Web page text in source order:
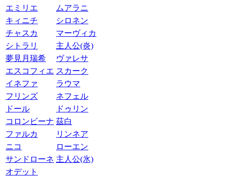
エミリエ
ムアラニ
キィニチ
シロネン
チャスカ
マーヴィカ
シトラリ
主人公(炎)
夢見月瑞希
ヴァレサ
エスコフィエ スカーク
イネファ
ラウマ
フリンズ
ネフェル
ドール
ドゥリン
コロンビーナ 茲白
ファルカ
リンネア
ニコ
ローエン
サンドローネ 主人公(氷)
オデット